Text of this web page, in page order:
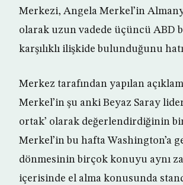
Merkezi, Angela Merkel’in
olarak uzun vadede üçüncü ABD
karşılıklı ilişkide bulunduğunu
Merkez tarafından yapılan
Merkel’in şu anki Beyaz Saray
ortak’ olarak değerlendirdiğinin bir
Merkel’in bu hafta Washington’a
dönmesinin birçok konuyu aynı
içerisinde el alma konusunda